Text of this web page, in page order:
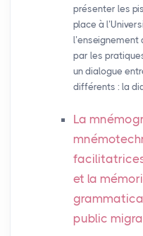
présenter les
place à
l’enseignement
par les
un dialogue
différents : la
La
et la
public